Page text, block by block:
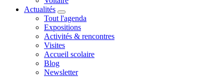
Actualités
Tout l'agenda
Expositions
Activités & rencontres
Visites
Accueil scolaire
Blog
Newsletter